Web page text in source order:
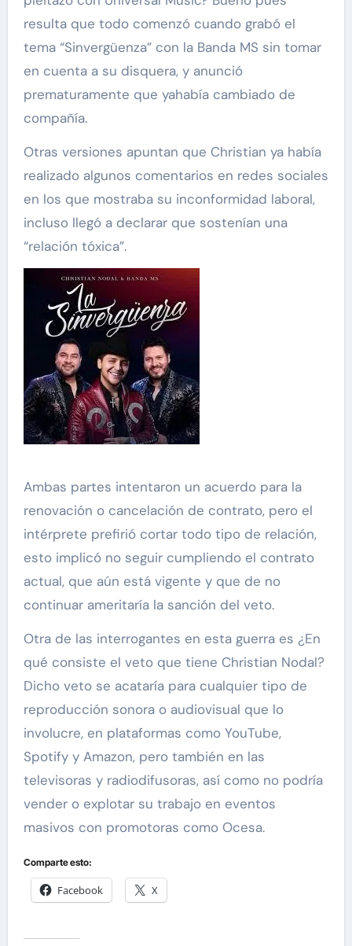
resulta que todo comenzó cuando grabó el
tema “Sinvergüenza” con la Banda MS sin tomar
en cuenta a su disquera, y anunció
prematuramente que yahabía cambiado de
compañía.
Otras versiones apuntan que Christian ya había
realizado algunos comentarios en redes sociales
en los que mostraba su inconformidad laboral,
incluso llegó a declarar que sostenían una
“relación tóxica”.
Ambas partes intentaron un acuerdo para la
renovación o cancelación de contrato, pero el
intérprete prefirió cortar todo tipo de relación,
esto implicó no seguir cumpliendo el contrato
actual, que aún está vigente y que de no
continuar ameritaría la sanción del veto.
Otra de las interrogantes en esta guerra es ¿En
qué consiste el veto que tiene Christian Nodal?
Dicho veto se acataría para cualquier tipo de
reproducción sonora o audiovisual que lo
involucre, en plataformas como YouTube,
Spotify y Amazon, pero también en las
televisoras y radiodifusoras, así como no podría
vender o explotar su trabajo en eventos
masivos con promotoras como Ocesa.
Comparte esto:
Facebook X